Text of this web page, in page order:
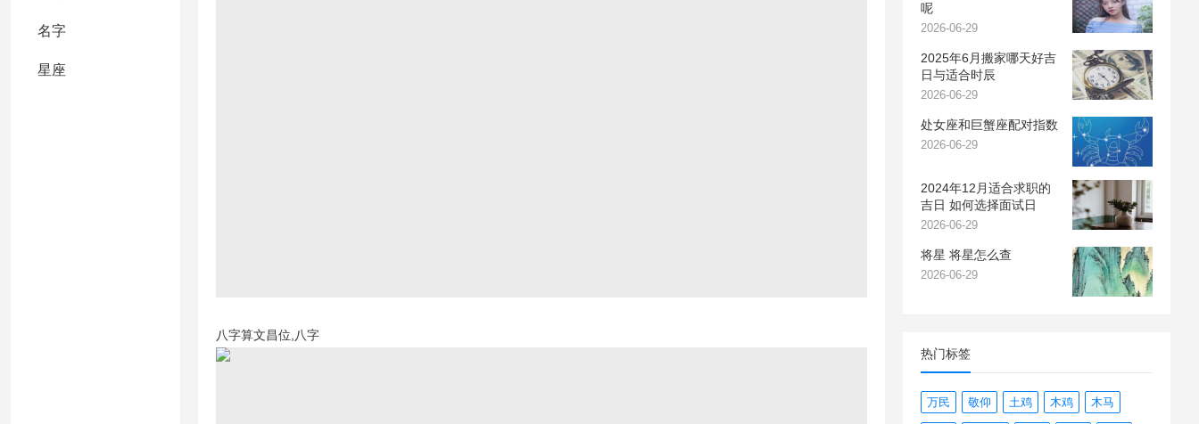
名字
星座
八字算文昌位,八字
呢
2026-06-29
2025年6月搬家哪天好吉
日与适合时辰
2026-06-29
处女座和巨蟹座配对指数
2026-06-29
2024年12月适合求职的
吉日 如何选择面试日
2026-06-29
将星 将星怎么查
2026-06-29
热门标签
万民 敬仰 土鸡 木鸡 木马